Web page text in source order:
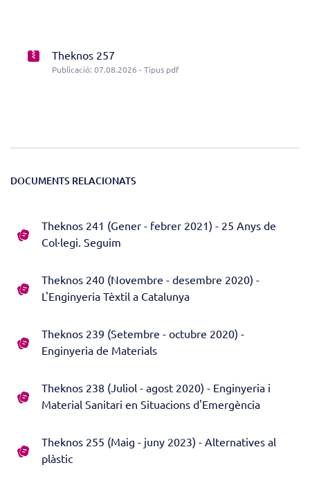
Theknos 257
Publicació: 07.08.2026 - Tipus pdf
DOCUMENTS RELACIONATS
Theknos 241 (Gener - febrer 2021) - 25 Anys de
Col·legi. Seguim
Theknos 240 (Novembre - desembre 2020) -
L'Enginyeria Tèxtil a Catalunya
Theknos 239 (Setembre - octubre 2020) -
Enginyeria de Materials
Theknos 238 (Juliol - agost 2020) - Enginyeria i
Material Sanitari en Situacions d'Emergència
Theknos 255 (Maig - juny 2023) - Alternatives al
plàstic